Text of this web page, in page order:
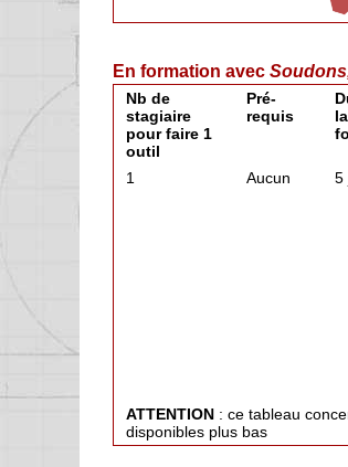
En formation avec
Nb de
stagiaire
pour faire 1
outil
Pré-
requis
la
1 Aucun 5
ATTENTION : ce tableau
disponibles plus bas